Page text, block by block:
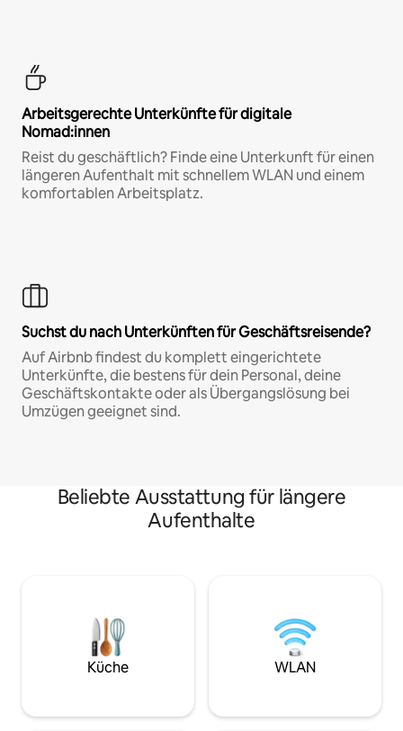
Arbeitsgerechte Unterkünfte für digitale
Nomad:innen
Reist du geschäftlich? Finde eine Unterkunft für einen
längeren Aufenthalt mit schnellem WLAN und einem
komfortablen Arbeitsplatz.
Suchst du nach Unterkünften für Geschäftsreisende?
Auf Airbnb findest du komplett eingerichtete
Unterkünfte, die bestens für dein Personal, deine
Geschäftskontakte oder als Übergangslösung bei
Umzügen geeignet sind.
Beliebte Ausstattung für längere
Aufenthalte
Küche WLAN